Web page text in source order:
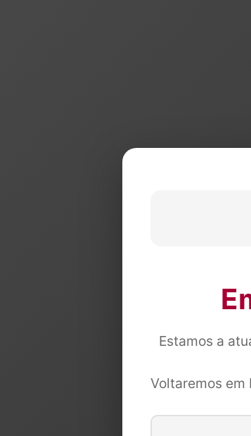
Estamos a
Voltaremos em